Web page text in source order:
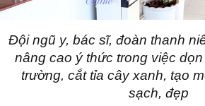
Đội ngũ y, bác sĩ, đoàn thanh
nâng cao ý thức trong việc
trường, cắt tỉa cây xanh, tạo
sạch, đẹp